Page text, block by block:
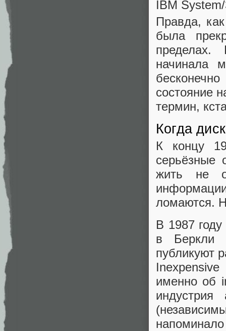
IBM
Правда,
была
пределах.
начинала
состояние
термин,
Когда
К концу
серьёзные
жить не
ломаются.
В 1987 году
в Беркли
публикуют
именно об